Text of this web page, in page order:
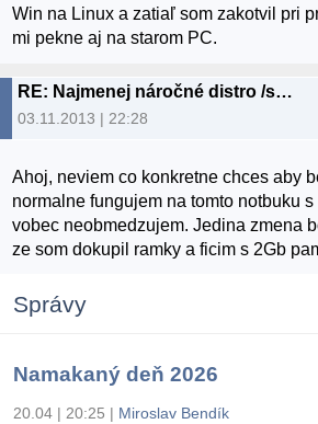
Win na Linux a zatiaľ som zakotvil pri
mi pekne aj na starom PC.
RE: Najmenej náročné distro /starý ntb/
03.11.2013 | 22:28
Ahoj, neviem co konkretne chces aby
normalne fungujem na tomto notbuku
vobec neobmedzujem. Jedina zmena
ze som dokupil ramky a ficim s 2Gb
Správy
Namakaný deň 2026
20.04 | 20:25 | Miroslav Bendík